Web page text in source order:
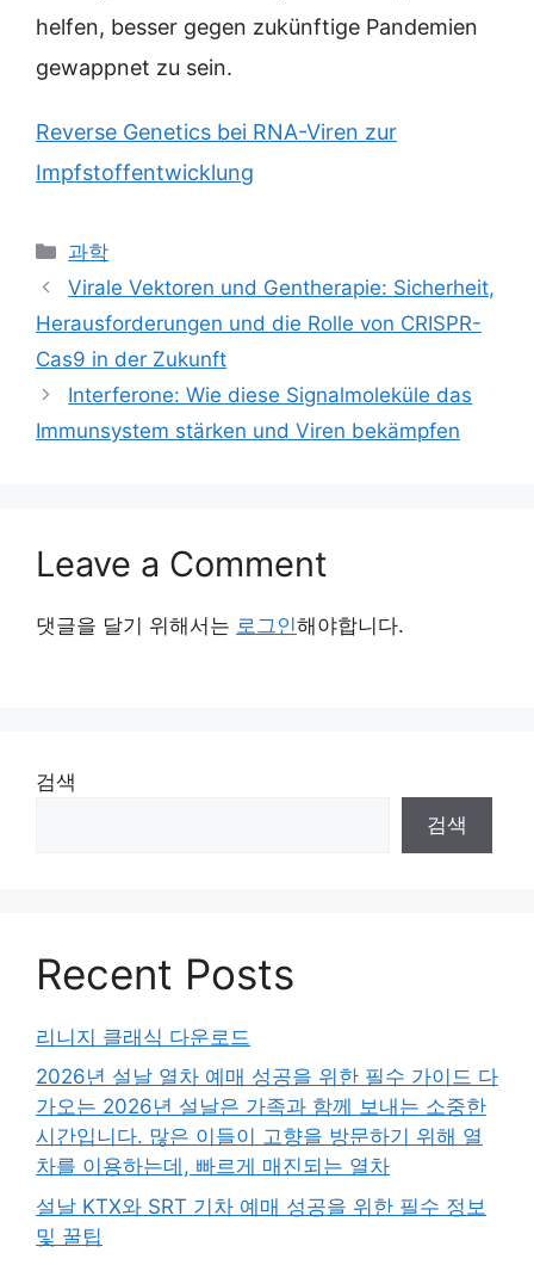
helfen, besser gegen zukünftige Pandemien
gewappnet zu sein.
Reverse Genetics bei RNA-Viren zur
Impfstoffentwicklung
Categories
과학
Virale Vektoren und Gentherapie: Sicherheit,
Herausforderungen und die Rolle von CRISPR-
Cas9 in der Zukunft
Interferone: Wie diese Signalmoleküle das
Immunsystem stärken und Viren bekämpfen
Leave a Comment
댓글을 달기 위해서는 로그인해야합니다.
검색
검색
Recent Posts
리니지 클래식 다운로드
2026년 설날 열차 예매 성공을 위한 필수 가이드 다
가오는 2026년 설날은 가족과 함께 보내는 소중한
시간입니다. 많은 이들이 고향을 방문하기 위해 열
차를 이용하는데, 빠르게 매진되는 열차
설날 KTX와 SRT 기차 예매 성공을 위한 필수 정보
및 꿀팁